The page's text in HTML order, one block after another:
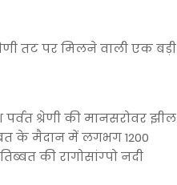
तट पर मिलने वाली एक बड़ी
पर्वत श्रेणी की मानसरोवर झील
के मैदान में लगभग 1200
की रागोसांग्पो नदी